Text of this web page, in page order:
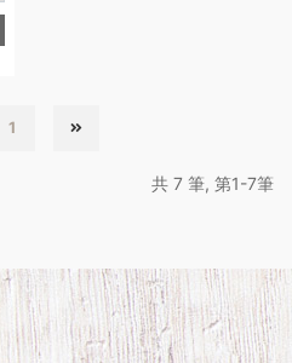
1
共 7 筆, 第1-7筆